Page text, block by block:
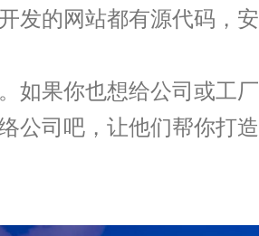
发的网站都有源代码，安
如果你也想给公司或工厂
公司吧，让他们帮你打造